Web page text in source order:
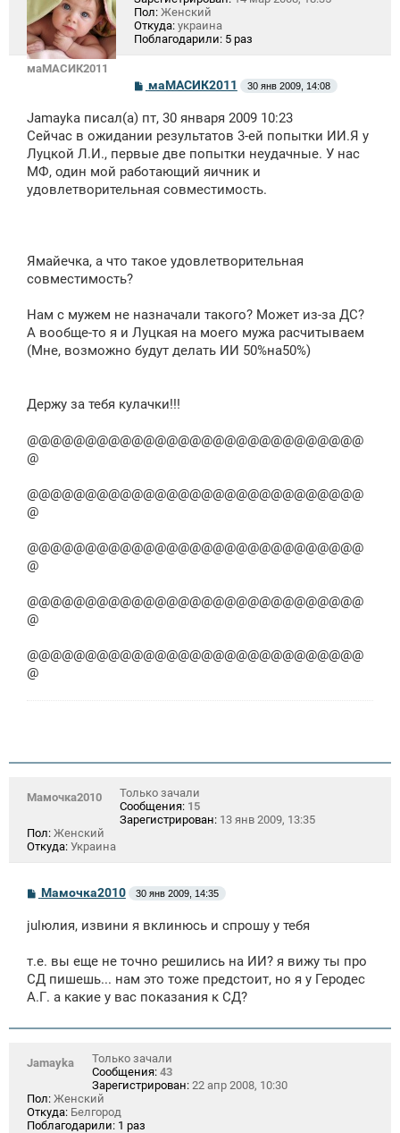
маМАСИК2011
Пол: Женский
Откуда: украина
Поблагодарили: 5 раз
С
б
щ
н
и
маМАСИК2011 30 янв 2009, 14:08
Jamayka писал(а) пт, 30 января 2009 10:23
Сейчас в ожидании результатов 3-ей попытки ИИ.Я у
Луцкой Л.И., первые две попытки неудачные. У нас
МФ, один мой работающий яичник и
удовлетворительная совместимость.
Ямайечка, а что такое удовлетворительная
совместимость?
Нам с мужем не назначали такого? Может из-за ДС?
А вообще-то я и Луцкая на моего мужа расчитываем
(Мне, возможно будут делать ИИ 50%на50%)
Держу за тебя кулачки!!!
@@@@@@@@@@@@@@@@@@@@@@@@@@@@@
@
@@@@@@@@@@@@@@@@@@@@@@@@@@@@@
@
@@@@@@@@@@@@@@@@@@@@@@@@@@@@@
@
@@@@@@@@@@@@@@@@@@@@@@@@@@@@@
@
@@@@@@@@@@@@@@@@@@@@@@@@@@@@@
@
Мамочка2010
Только зачали
Сообщения: 15
Зарегистрирован: 13 янв 2009, 13:35
Пол: Женский
Откуда: Украина
С
о
б
н
и
е
Мамочка2010 30 янв 2009, 14:35
julюлия, извини я вклинюсь и спрошу у тебя
т.е. вы еще не точно решились на ИИ? я вижу ты про
СД пишешь... нам это тоже предстоит, но я у Геродес
А.Г. а какие у вас показания к СД?
Jamayka
Только зачали
Сообщения: 43
Зарегистрирован: 22 апр 2008, 10:30
Пол: Женский
Откуда: Белгород
Поблагодарили: 1 раз